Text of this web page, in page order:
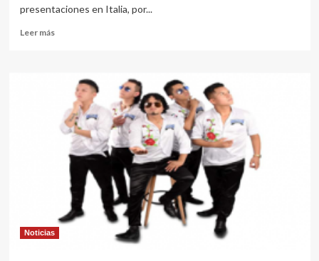
presentaciones en Italia, por...
Leer másLeer
CIELO
quedó
varado
ESPAÑA
Noticias